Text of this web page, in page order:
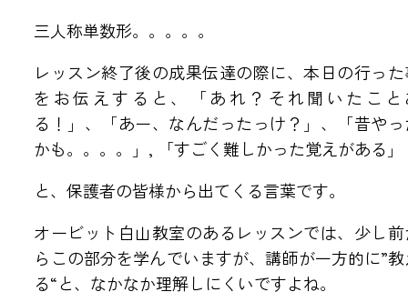
●レッスンコース案内
●海外留学
●料金
保護者の声・実績
アクセス・教室紹介
●福井教室
●三国教室
三人称単数形。。。。。
レッスン終了後の成果伝達の際に、本日の行っ
をお伝えすると、「あれ？それ聞いたこと
る！」、「あー、なんだったっけ？」、「昔や
かも。。。。」, 「すごく難しかった覚えがある」
と、保護者の皆様から出てくる言葉です。
オービット白山教室のあるレッスンでは、少し
らこの部分を学んでいますが、講師が一方的に”
る“と、なかなか理解しにくいですよね。